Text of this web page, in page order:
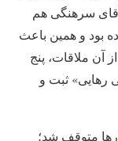
سرهنگی هم
بود و همین باعث
آن ملاقات، پنج
ثبت و
متوقف شد؛